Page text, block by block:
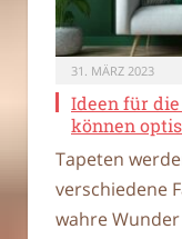
31. MÄRZ 2023
Ideen für
können
Tapeten
verschiedene
wahre